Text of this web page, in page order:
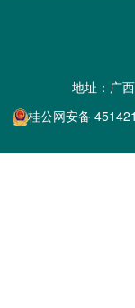
地址：广
桂公网安备